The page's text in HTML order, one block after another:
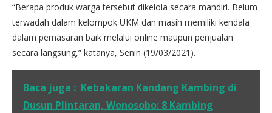
“Berapa produk warga tersebut dikelola secara mandiri. Belum
terwadah dalam kelompok UKM dan masih memiliki kendala
dalam pemasaran baik melalui online maupun penjualan
secara langsung,” katanya, Senin (19/03/2021).
Baca juga : Kebakaran Kandang Kambing di
Dusun Plintaran, Wonosobo: 8 Kambing